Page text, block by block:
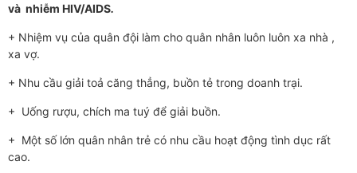
và nhiễm HIV/AIDS.
+ Nhiệm vụ của quân đội làm cho quân nhân luôn luôn xa nhà ,
xa vợ.
+ Nhu cầu giải toả căng thẳng, buồn tẻ trong doanh trại.
+ Uống rư­ợu, chích ma tuý để giải buồn.
+ Một số lớn quân nhân trẻ có nhu cầu hoạt động tình dục rất
cao.